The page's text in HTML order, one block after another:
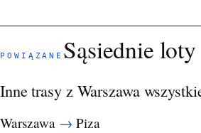
POWIĄZANE Sąsiednie loty
Inne trasy z Warszawa
Warszawa → Piza